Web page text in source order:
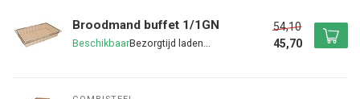
Broodmand buffet 1/1GN
Beschikbaar
54,10
45,70